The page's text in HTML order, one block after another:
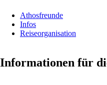
Athosfreunde
Infos
Reiseorganisation
Informationen für